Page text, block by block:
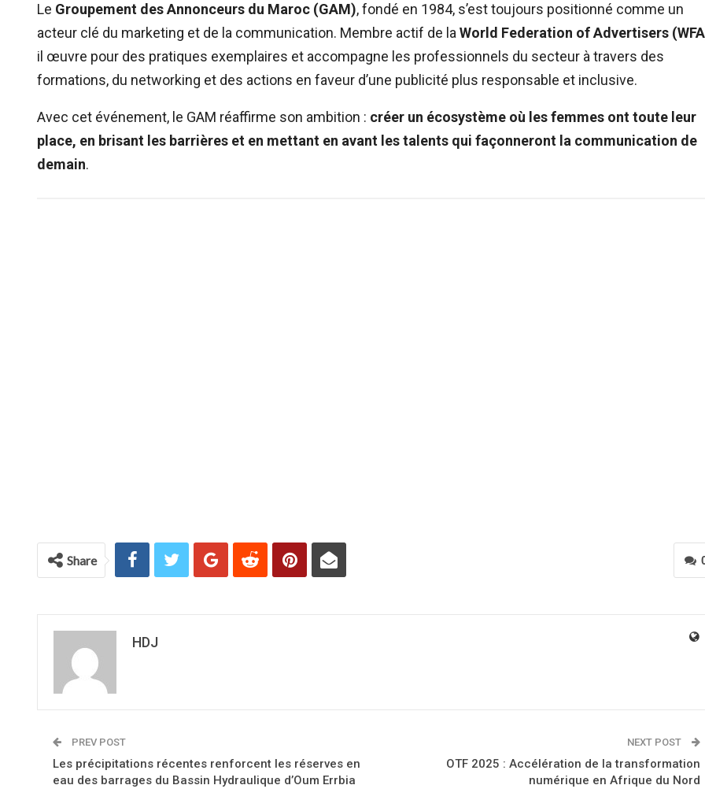
Le Groupement des Annonceurs du Maroc (GAM), fondé en 1984, s’est toujours positionné comme un
acteur clé du marketing et de la communication. Membre actif de la World Federation of Advertisers
il œuvre pour des pratiques exemplaires et accompagne les professionnels du secteur à travers des
formations, du networking et des actions en faveur d’une publicité plus responsable et inclusive.
Avec cet événement, le GAM réaffirme son ambition : créer un écosystème où les femmes ont toute leur
place, en brisant les barrières et en mettant en avant les talents qui façonneront la communication de
demain.
Share
HDJ
PREV POST
Les précipitations récentes renforcent les réserves en
eau des barrages du Bassin Hydraulique d’Oum Errbia
NEXT POST
OTF 2025 : Accélération de la transformation
numérique en Afrique du Nord